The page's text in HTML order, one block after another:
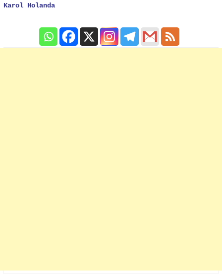
Karol Holanda